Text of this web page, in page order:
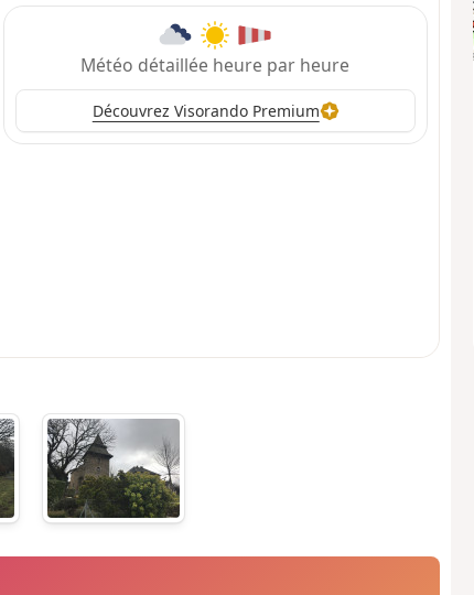
Météo détaillée heure par heure
Découvrez Visorando Premium